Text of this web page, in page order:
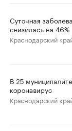
Суточная
снизилась на 46%
Краснодарский
В 25
коронавирус
Краснодарский